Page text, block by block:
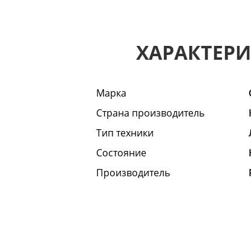
Марка
Страна производитель
Тип техники
Состояние
Производитель